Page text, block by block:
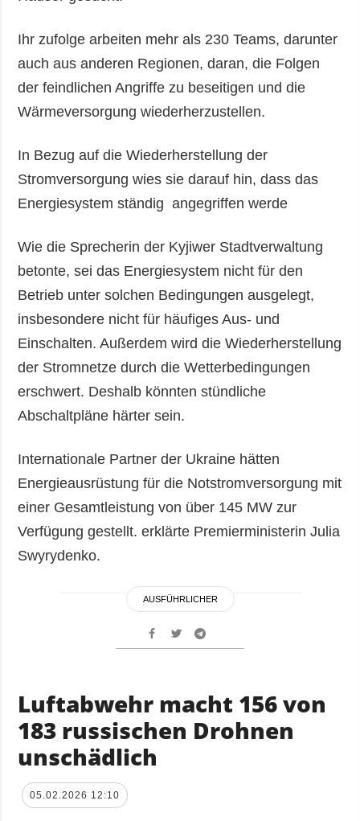
Ihr zufolge arbeiten mehr als 230 Teams, darunter
auch aus anderen Regionen, daran, die Folgen
der feindlichen Angriffe zu beseitigen und die
Wärmeversorgung wiederherzustellen.
In Bezug auf die Wiederherstellung der
Stromversorgung wies sie darauf hin, dass das
Energiesystem ständig angegriffen werde
Wie die Sprecherin der Kyjiwer Stadtverwaltung
betonte, sei das Energiesystem nicht für den
Betrieb unter solchen Bedingungen ausgelegt,
insbesondere nicht für häufiges Aus- und
Einschalten. Außerdem wird die Wiederherstellung
der Stromnetze durch die Wetterbedingungen
erschwert. Deshalb könnten stündliche
Abschaltpläne härter sein.
Internationale Partner der Ukraine hätten
Energieausrüstung für die Notstromversorgung mit
einer Gesamtleistung von über 145 MW zur
Verfügung gestellt. erklärte Premierministerin Julia
Swyrydenko.
AUSFÜHRLICHER
Luftabwehr macht 156 von
183 russischen Drohnen
unschädlich
05.02.2026 12:10